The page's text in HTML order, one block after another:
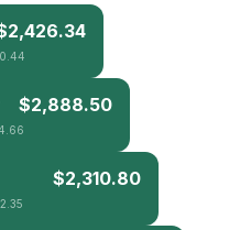
$2,888.50
$2,310.80